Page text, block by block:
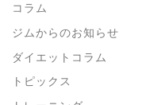
コラム
ジムからのお知らせ
ダイエットコラム
トピックス